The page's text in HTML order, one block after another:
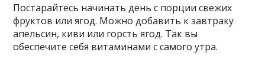
Постарайтесь начинать день с порции свежих
фруктов или ягод. Можно добавить к завтраку
апельсин, киви или горсть ягод. Так вы
обеспечите себя витаминами с самого утра.